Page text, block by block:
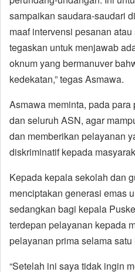
sampaikan saudara-saudari
maaf intervensi pesanan
tegaskan untuk menjawab
oknum yang bermanuver
kedekatan,” tegas Asmawa.
Asmawa meminta, pada
dan seluruh ASN, agar
dan memberikan pelayanan
diskriminatif kepada
Kepada kepala sekolah dan
menciptakan generasi emas
sedangkan bagi kepala
terdepan pelayanan kepada
pelayanan prima selama satu
“Setelah ini saya tidak ingin